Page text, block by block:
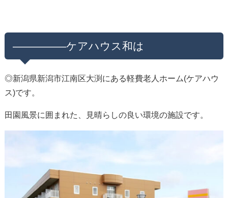
—————ケアハウス和は
◎新潟県新潟市江南区大渕にある軽費老人ホーム(ケアハウ
ス)です。
田園風景に囲まれた、見晴らしの良い環境の施設です。